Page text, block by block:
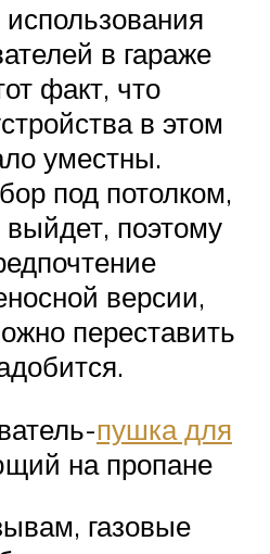
в гараже
факт, что
в этом
уместны.
под потолком,
выйдет, поэтому
версии,
переставить
пушка для
на пропане
газовые